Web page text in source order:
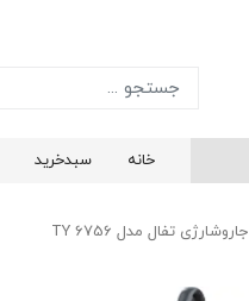
خانه سبدخرید
جاروشارژی تفال مدل TY 6756